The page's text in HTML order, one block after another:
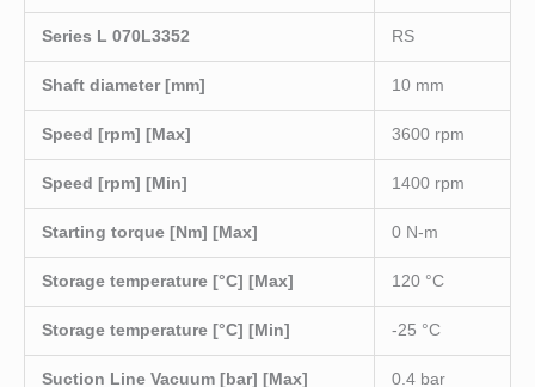
Series L 070L3352 RS
Shaft diameter [mm] 10 mm
Speed [rpm] [Max] 3600 rpm
Speed [rpm] [Min] 1400 rpm
Starting torque [Nm] [Max] 0 N-m
Storage temperature [°C] [Max] 120 °C
Storage temperature [°C] [Min] -25 °C
Suction Line Vacuum [bar] [Max] 0.4 bar